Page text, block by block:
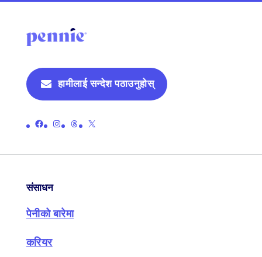
हामीलाई सन्देश पठाउनुहोस्
पेनीको आधिकारिक फेसबुक पेजको लिङ्क गर्नुहोस्पेनीको आधिकारिक इन्स्टाग्राम पृष्ठको लिङ्क गर्नुहोस्पेनीको आधिकारिक थ्रेड पृष्ठमा लिङ्क गर्नुहोस्पेनीको आधिकारिक एक्स (पहिले ट्विटर) पृष्ठमा लिङ्क गर्नुहोस्
संसाधन
पेनीको बारेमा
करियर